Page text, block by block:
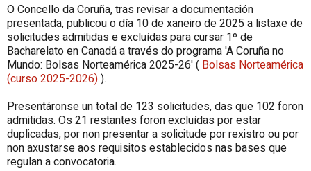
O Concello da Coruña, tras revisar a documentación
presentada, publicou o día 10 de xaneiro de 2025 a listaxe de
solicitudes admitidas e excluídas para cursar 1º de
Bacharelato en Canadá a través do programa 'A Coruña no
Mundo: Bolsas Norteamérica 2025-26' ( Bolsas Norteamérica
(curso 2025-2026)).
Presentáronse un total de 123 solicitudes, das que 102 foron
admitidas. Os 21 restantes foron excluídas por estar
duplicadas, por non presentar a solicitude por rexistro ou por
non axustarse aos requisitos establecidos nas bases que
regulan a convocatoria.